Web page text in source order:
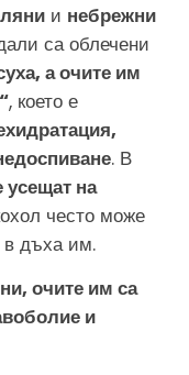
и небрежни
са облечени
а очите им
, което е
. В
усещат на
често може
в дъха им.
очите им са
и